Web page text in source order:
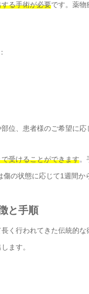
る手術が必要です。薬物
位、患者様のご希望に応
受けることができます。
の状態に応じて1週間か
と手順
く行われてきた伝統的な
ます。